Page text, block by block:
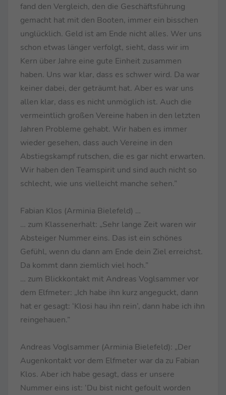
fand den Vergleich, den die Geschäftsführung
gemacht hat mit den Booten, immer ein bisschen
unglücklich. Geld ist am Ende nicht alles. Wer uns
schon etwas länger verfolgt, sieht, dass wir im
Kern über Jahre eine gute Einheit zusammen
haben. Uns war klar, dass es schwer wird. Da war
keiner dabei, der geträumt hat. Aber es war uns
allen klar, dass es nicht unmöglich ist. Auch die
vermeintlich großen Vereine haben in den letzten
Jahren Probleme gehabt. Wir haben es immer
wieder gesehen, dass auch Vereine in den
Abstiegskampf rutschen, die es gar nicht erwarten.
Wir haben den Teamspirit und sind auch nicht so
schlecht, wie uns vielleicht manche sehen.”
Fabian Klos (Arminia Bielefeld) …
… zum Klassenerhalt: „Sehr lange Zeit waren wir
Absteiger Nummer eins. Das ist ein schönes
Gefühl, wenn du dann am Ende dein Ziel erreichst.
Da kommt dann ziemlich viel hoch.”
… zum Blickkontakt mit Andreas Voglsammer vor
dem Elfmeter: „Ich habe ihn kurz angeguckt, dann
hat er gesagt: ‘Klosi hau ihn rein’, dann habe ich ihn
reingehauen.”
Andreas Voglsammer (Arminia Bielefeld): „Der
Augenkontakt vor dem Elfmeter war da zu Fabian
Klos. Aber ich habe gesagt, dass er unsere
Nummer eins ist: ‘Du bist nicht gefoult worden